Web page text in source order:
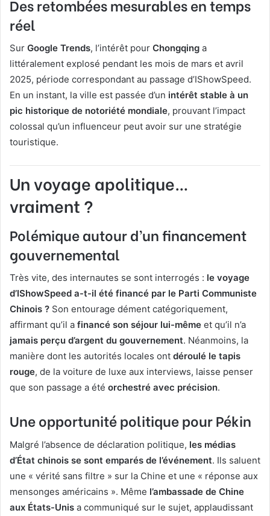
Des retombées mesurables en temps
réel
Sur Google Trends, l’intérêt pour Chongqing a
littéralement explosé pendant les mois de mars et avril
2025, période correspondant au passage d’IShowSpeed.
En un instant, la ville est passée d’un intérêt stable à un
pic historique de notoriété mondiale, prouvant l’impact
colossal qu’un influenceur peut avoir sur une stratégie
touristique.
Un voyage apolitique…
vraiment ?
Polémique autour d’un financement
gouvernemental
Très vite, des internautes se sont interrogés : le voyage
d’IShowSpeed a-t-il été financé par le Parti Communiste
Chinois ? Son entourage dément catégoriquement,
affirmant qu’il a financé son séjour lui-même et qu’il n’a
jamais perçu d’argent du gouvernement. Néanmoins, la
manière dont les autorités locales ont déroulé le tapis
rouge, de la voiture de luxe aux interviews, laisse penser
que son passage a été orchestré avec précision.
Une opportunité politique pour Pékin
Malgré l’absence de déclaration politique, les médias
d’État chinois se sont emparés de l’événement. Ils saluent
une « vérité sans filtre » sur la Chine et une « réponse aux
mensonges américains ». Même l’ambassade de Chine
aux États-Unis a communiqué sur le sujet, applaudissant